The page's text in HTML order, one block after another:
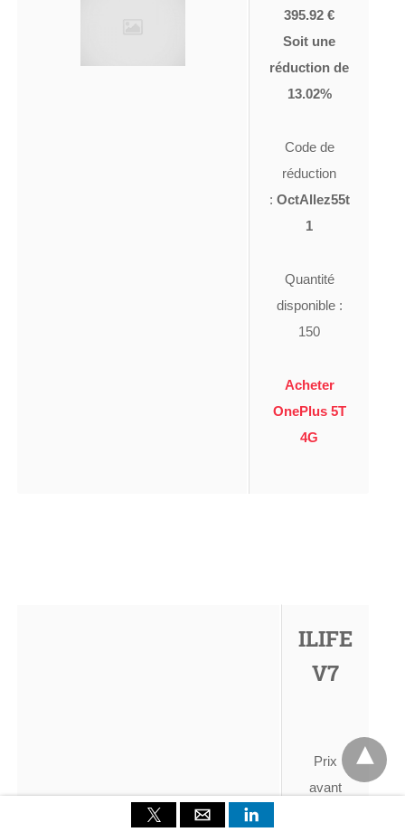
395.92 €
Soit une
réduction de
13.02%
Code de
réduction
: OctAllez55t
1
Quantité
disponible :
150
Acheter
OnePlus 5T
4G
ILIFE
V7
Prix
avant